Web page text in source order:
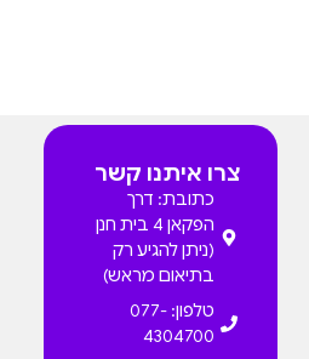
צרו איתנו קשר
כתובת: דרך
הפקאן 4 בית חנן
(ניתן להגיע רק
בתיאום מראש)
טלפון: 077-
4304700